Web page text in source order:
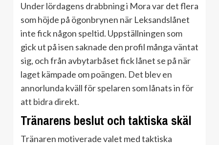
Under lördagens drabbning i Mora var det flera
som höjde på ögonbrynen när Leksandslånet
inte fick någon speltid. Uppställningen som
gick ut på isen saknade den profil många väntat
sig, och från avbytarbåset fick lånet se på när
laget kämpade om poängen. Det blev en
annorlunda kväll för spelaren som lånats in för
att bidra direkt.
Tränarens beslut och taktiska skäl
Tränaren motiverade valet med taktiska